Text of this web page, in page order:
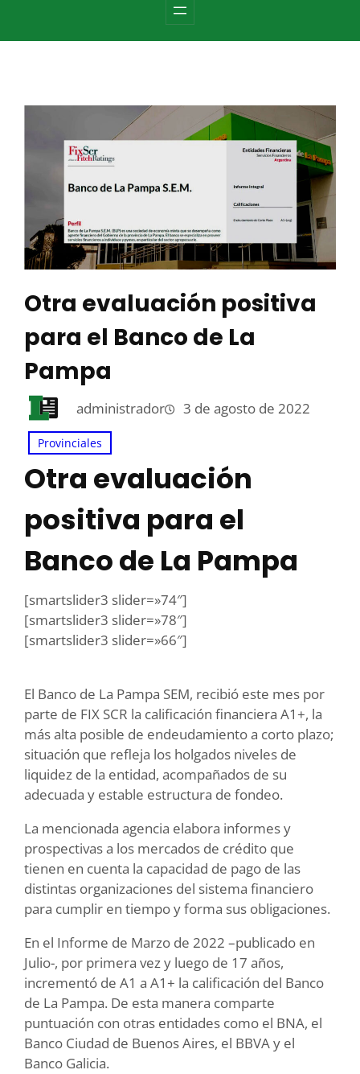
Otra evaluación positiva
para el Banco de La
Pampa
administrador 3 de agosto de 2022
Provinciales
Otra evaluación
positiva para el
Banco de La Pampa
[smartslider3 slider=»74″]
[smartslider3 slider=»78″]
[smartslider3 slider=»66″]
El Banco de La Pampa SEM, recibió este mes por
parte de FIX SCR la calificación financiera A1+, la
más alta posible de endeudamiento a corto plazo;
situación que refleja los holgados niveles de
liquidez de la entidad, acompañados de su
adecuada y estable estructura de fondeo.
La mencionada agencia elabora informes y
prospectivas a los mercados de crédito que
tienen en cuenta la capacidad de pago de las
distintas organizaciones del sistema financiero
para cumplir en tiempo y forma sus obligaciones.
En el Informe de Marzo de 2022 –publicado en
Julio-, por primera vez y luego de 17 años,
incrementó de A1 a A1+ la calificación del Banco
de La Pampa. De esta manera comparte
puntuación con otras entidades como el BNA, el
Banco Ciudad de Buenos Aires, el BBVA y el
Banco Galicia.